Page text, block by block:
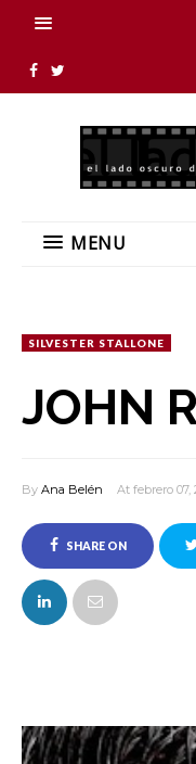
MENU
SILVESTER STALLONE
JOHN
By Ana Belén At febrero 07,
SHARE ON
FACEBOOK